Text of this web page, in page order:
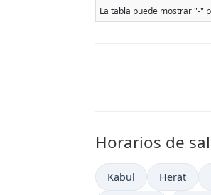
La tabla puede mostrar "-"
Horarios de
Kabul Herāt